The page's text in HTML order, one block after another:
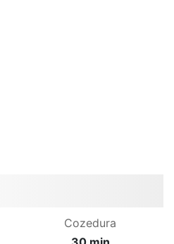
Cozedura